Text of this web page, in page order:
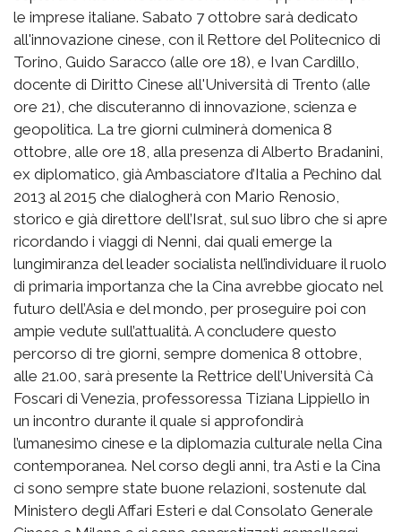
le imprese italiane. Sabato 7 ottobre sarà dedicato
all'innovazione cinese, con il Rettore del Politecnico di
Torino, Guido Saracco (alle ore 18), e Ivan Cardillo,
docente di Diritto Cinese all'Università di Trento (alle
ore 21), che discuteranno di innovazione, scienza e
geopolitica. La tre giorni culminerà domenica 8
ottobre, alle ore 18, alla presenza di Alberto Bradanini,
ex diplomatico, già Ambasciatore d’Italia a Pechino dal
2013 al 2015 che dialogherà con Mario Renosio,
storico e già direttore dell’Israt, sul suo libro che si apre
ricordando i viaggi di Nenni, dai quali emerge la
lungimiranza del leader socialista nell’individuare il ruolo
di primaria importanza che la Cina avrebbe giocato nel
futuro dell’Asia e del mondo, per proseguire poi con
ampie vedute sull’attualità. A concludere questo
percorso di tre giorni, sempre domenica 8 ottobre,
alle 21.00, sarà presente la Rettrice dell’Università Cà
Foscari di Venezia, professoressa Tiziana Lippiello in
un incontro durante il quale si approfondirà
l’umanesimo cinese e la diplomazia culturale nella Cina
contemporanea. Nel corso degli anni, tra Asti e la Cina
ci sono sempre state buone relazioni, sostenute dal
Ministero degli Affari Esteri e dal Consolato Generale